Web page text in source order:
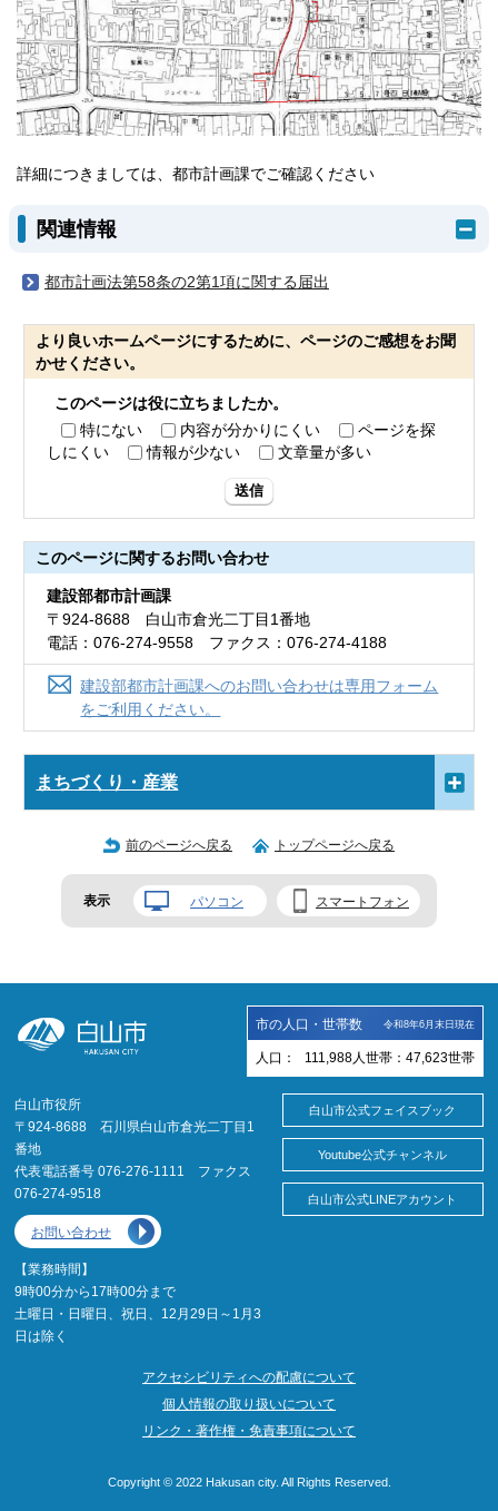
詳細につきましては、都市計画課でご確認ください
関連情報
都市計画法第58条の2第1項に関する届出
より良いホームページにするために、ページのご感想をお聞
かせください。
このページは役に立ちましたか。
特にない
内容が分かりにくい
ページを探
しにくい
情報が少ない 文章量が多い
送信
このページに関するお問い合わせ
建設部都市計画課
〒924-8688 白山市倉光二丁目1番地
電話：076-274-9558 ファクス：076-274-4188
建設部都市計画課へのお問い合わせは専用フォーム
をご利用ください。
まちづくり・産業
前のページへ戻る トップページへ戻る
表示 パソコン スマートフォン
市の人口・世帯数 令和8年6月末日現在
人口： 111,988 人 世帯： 47,623世帯
白山市役所
〒924-8688 石川県白山市倉光二丁目1
番地
代表電話番号 076-276-1111 ファクス
076-274-9518
お問い合わせ
【業務時間】
9時00分から17時00分まで
土曜日・日曜日、祝日、12月29日～1月3
日は除く
白山市公式フェイスブック
Youtube公式チャンネル
白山市公式LINEアカウント
アクセシビリティへの配慮について
個人情報の取り扱いについて
リンク・著作権・免責事項について
Copyright © 2022 Hakusan city. All Rights Reserved.